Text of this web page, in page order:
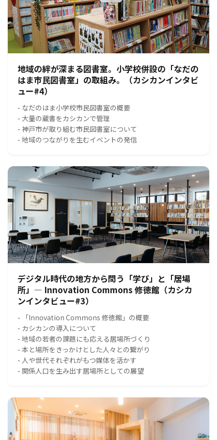
地域の絆が深まる図書室。小学校併設の「なだの
はま市民図書室」の取組み。（カシカンインタビ
ュー#4）
- なだのはま小学校市民図書室の概要
- 大量の蔵書をカシカンで管理
- 神戸市が取り組む市民図書室について
- 地域のつながりを生むイベントの発信
デジタル時代の地方から問う「学び」と「居場
所」― Innovation Commons 修徳館（カシカ
ンインタビュー#3）
- 「Innovation Commons 修徳館」の概要
- カシカンの導入について
- 地域の若者の課題にも応える居場所づくり
- 本と場所をきっかけとした人々との繋がり
- 人や世代それぞれがもつ媒体を活かす
- 関係人口を生み出す居場所としての展望